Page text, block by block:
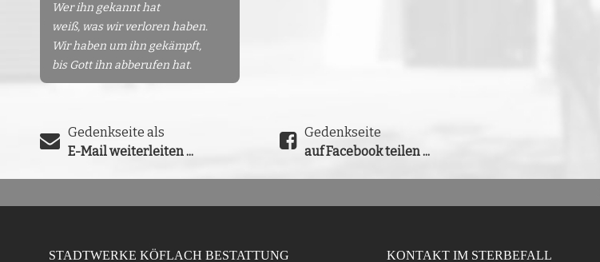
Wer ihn gekannt hat
weiß, was wir verloren haben.
Wir haben um ihn gekämpft,
bis Gott ihn abberufen hat.
Gedenkseite als
E-Mail weiterleiten ...
Gedenkseite
auf Facebook teilen ...
STADTWERKE KÖFLACH BESTATTUNG KONTAKT IM STERBEFALL